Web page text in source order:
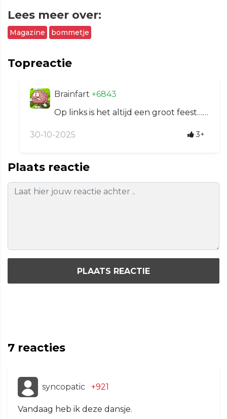
Lees meer over:
Magazine bommetje
Topreactie
Brainfart +6843
Op links is het altijd een groot feest……
30-10-2025 3+
Plaats reactie
PLAATS REACTIE
7 reacties
syncopatic +921
Vandaag heb ik deze dansje.